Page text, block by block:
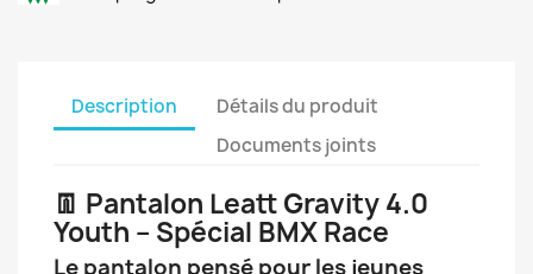
Description
Détails du produit
Documents joints
👖 Pantalon Leatt Gravity 4.0
Youth – Spécial BMX Race
Le pantalon pensé pour les jeunes